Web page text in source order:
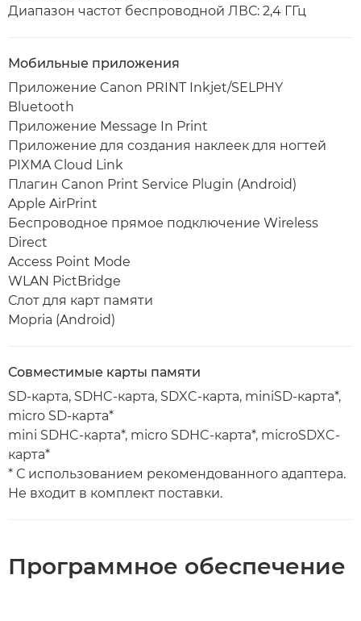
Диапазон частот беспроводной ЛВС: 2,4 ГГц
Мобильные приложения
Приложение Canon PRINT Inkjet/SELPHY
Bluetooth
Приложение Message In Print
Приложение для создания наклеек для ногтей
PIXMA Cloud Link
Плагин Canon Print Service Plugin (Android)
Apple AirPrint
Беспроводное прямое подключение Wireless
Direct
Access Point Mode
WLAN PictBridge
Слот для карт памяти
Mopria (Android)
Совместимые карты памяти
SD-карта, SDHC-карта, SDXC-карта, miniSD-карта*,
micro SD-карта*
mini SDHC-карта*, micro SDHC-карта*, microSDXC-
карта*
* С использованием рекомендованного адаптера.
Не входит в комплект поставки.
Программное обеспечение